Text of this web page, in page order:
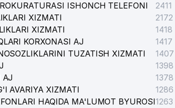
ISHONCH TELEFONI
2411
XIZMATI
2172
XIZMATI
1418
KORXONASI AJ
1417
TUZATISH XIZMATI
1407
1398
AJ
1378
AVARIYA XIZMATI
1286
HAQIDA MA'LUMOT BYUROSI1263